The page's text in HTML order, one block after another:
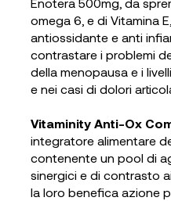
omega 6, e di Vitamina
antiossidante e anti
contrastare i problemi
della menopausa e i
e nei casi di dolori
Vitaminity Anti-Ox
integratore alimentare
contenente un pool di
sinergici e di contrasto
la loro benefica azione